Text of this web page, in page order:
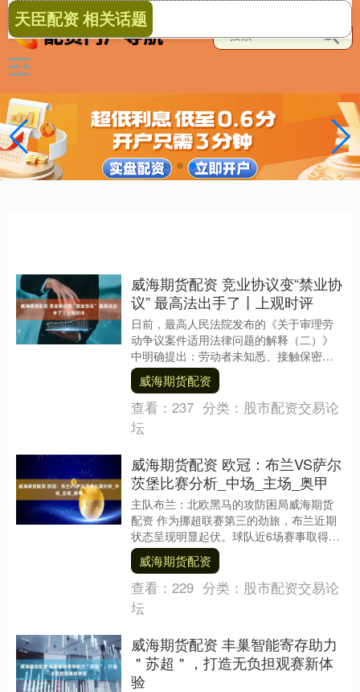
天臣配资 相关话题
威海期货配资 竞业协议变“禁业协
议” 最高法出手了丨上观时评
日前，最高人民法院发布的《关于审理劳
动争议案件适用法律问题的解释（二）》
中明确提出：劳动者未知悉、接触保密事
项的，竞业限制条款不生效；即使属于涉
密人员，竞业限制....
威海期货配资
查看： 237 分类： 股市配资交易论
坛
威海期货配资 欧冠：布兰VS萨尔
茨堡比赛分析_中场_主场_奥甲
主队布兰：北欧黑马的攻防困局威海期货
配资 作为挪超联赛第三的劲旅，布兰近期
状态呈现明显起伏。球队近6场赛事取得3
胜1平2负，进9球失8球，主场胜率达
67%，但防....
威海期货配资
查看： 229 分类： 股市配资交易论
坛
威海期货配资 丰巢智能寄存助力
＂苏超＂，打造无负担观赛新体
验